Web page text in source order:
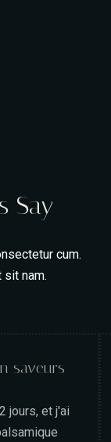
Say
cum.
nam.
saveurs
jours, et j'ai